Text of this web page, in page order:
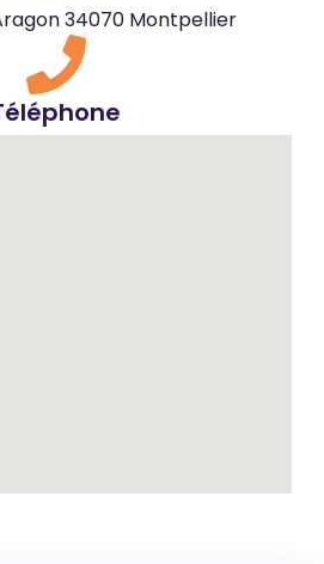
Aragon 34070 Montpellier